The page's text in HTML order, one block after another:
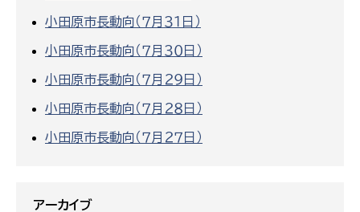
小田原市長動向（７月３１日）
小田原市長動向（７月３０日）
小田原市長動向（７月２９日）
小田原市長動向（７月２８日）
小田原市長動向（７月２７日）
アーカイブ